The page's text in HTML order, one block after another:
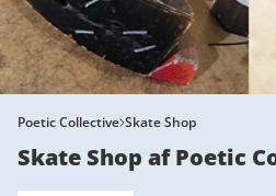
Poetic Collective Skate Shop
Skate Shop af Poetic